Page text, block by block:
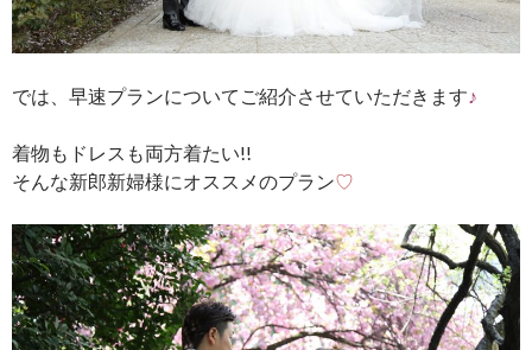
では、早速プランについてご紹介させていただきます♪
着物もドレスも両方着たい!!
そんな新郎新婦様にオススメのプラン♡